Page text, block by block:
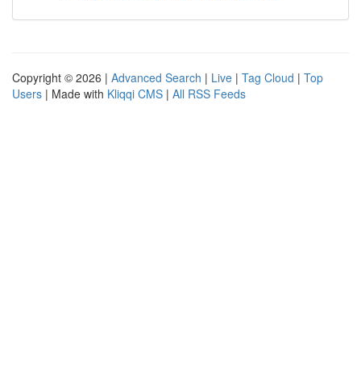
Copyright © 2026 | Advanced Search | Live | Tag Cloud | Top
Users | Made with Kliqqi CMS | All RSS Feeds